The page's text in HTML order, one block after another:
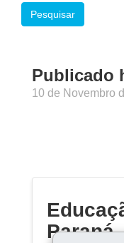
Pesquisar
Publicado
10 de Novembro
Paraná